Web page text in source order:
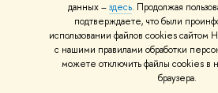
данных –здесь. Продолжая
подтверждаете, что были
использовании файлов cookies
с нашими правилами обработки
можете отключить файлы cookies в
браузера.
Лауреатом восьмого
«_Литблог» стала
Имя лауреата было объявлено на